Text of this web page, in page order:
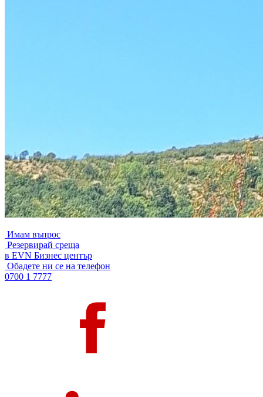
Имам въпрос
Резервирай среща
в EVN Бизнес център
Обадете ни се на телефон
0700 1 7777